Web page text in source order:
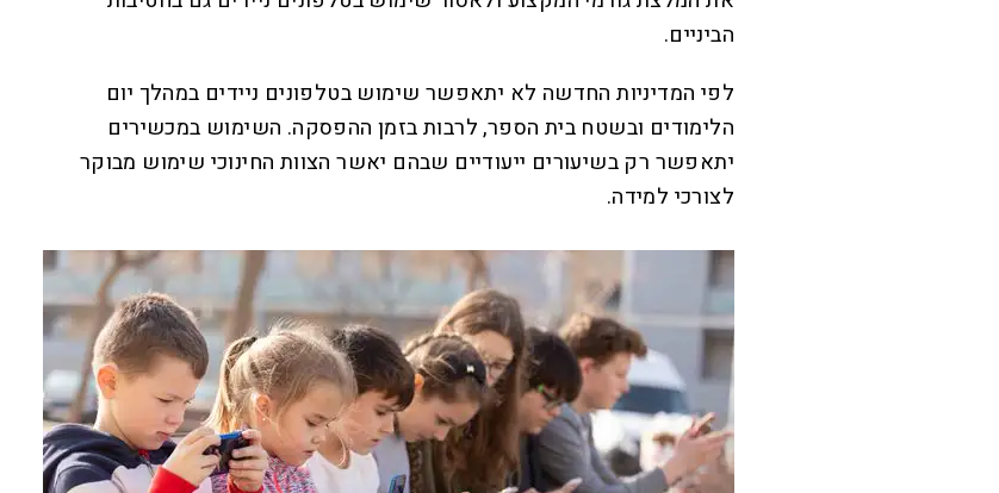
הביניים.
לפי המדיניות החדשה לא יתאפשר שימוש בטלפונים ניידים במהלך יום
הלימודים ובשטח בית הספר, לרבות בזמן ההפסקה. השימוש במכשירים
יתאפשר רק בשיעורים ייעודיים שבהם יאשר הצוות החינוכי שימוש מבוקר
לצורכי למידה.